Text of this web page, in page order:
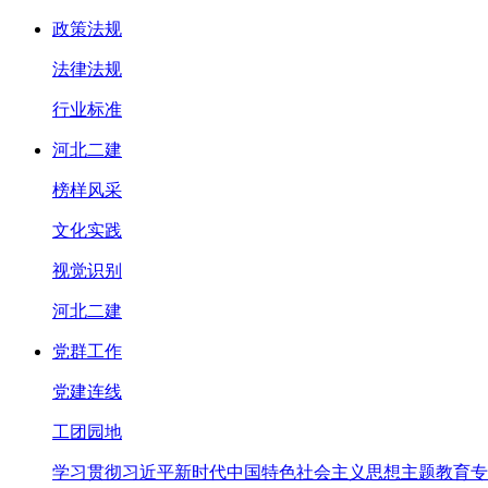
政策法规
法律法规
行业标准
河北二建
榜样风采
文化实践
视觉识别
河北二建
党群工作
党建连线
工团园地
学习贯彻习近平新时代中国特色社会主义思想主题教育